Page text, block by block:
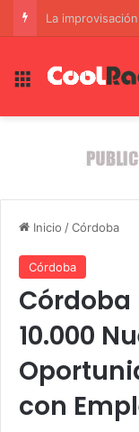
Menú
Inicio /Córdoba
Córdoba
Córdoba
10.000
con